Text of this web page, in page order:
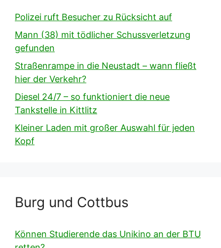
Polizei ruft Besucher zu Rücksicht auf
Mann (38) mit tödlicher Schussverletzung
gefunden
Straßenrampe in die Neustadt – wann fließt
hier der Verkehr?
Diesel 24/7 – so funktioniert die neue
Tankstelle in Kittlitz
Kleiner Laden mit großer Auswahl für jeden
Kopf
Burg und Cottbus
Können Studierende das Unikino an der BTU